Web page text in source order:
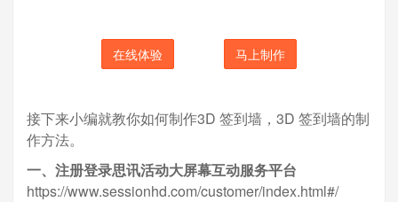
在线体验 马上制作
接下来小编就教你如何制作3D 签到墙，3D 签到墙的制
作方法。
一、注册登录思讯活动大屏幕互动服务平台
https://www.sessionhd.com/customer/index.html#/